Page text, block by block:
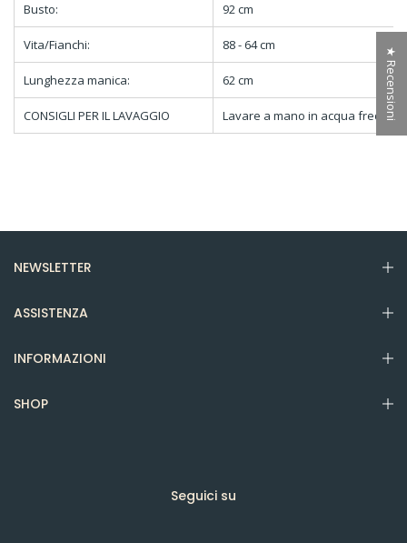
Busto: 92 cm
Vita/Fianchi: 88 - 64 cm
Lunghezza manica: 62 cm
CONSIGLI PER IL LAVAGGIO Lavare a mano in acqua fredda
NEWSLETTER
ASSISTENZA
INFORMAZIONI
SHOP
Seguici su
★ Recensioni